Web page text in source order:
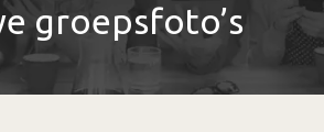
groepsfoto’s